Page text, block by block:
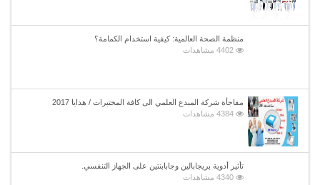
منظمة الصحة العالمية: كيفية استخدام الكمامة؟
4402 مشاهدات
مفاجأة شركة المبدع العلمي الى كافة المختبرات / هدايا 2017
4384 مشاهدات
تأثير أدوية بريجابالين وجابابنتين على الجهاز التنفسي.
4340 مشاهدات